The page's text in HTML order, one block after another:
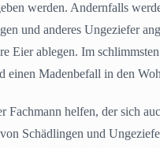
werden. Andernfalls
und anderes Ungeziefer
Eier ablegen. Im
einen Madenbefall in den
Fachmann helfen, der sich
Schädlingen und